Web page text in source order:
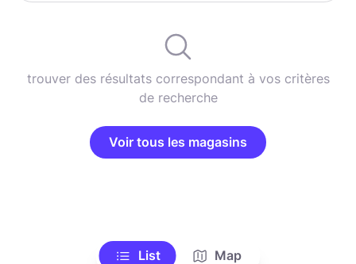
trouver des résultats correspondant à vos critères
de recherche
Voir tous les magasins
List Map